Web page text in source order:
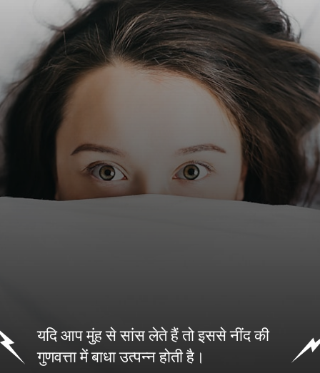
यदि आप मुंह से सांस लेते हैं तो इससे नींद की
गुणवत्ता में बाधा उत्पन्न होती है।